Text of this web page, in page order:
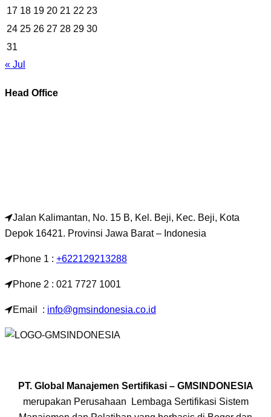
17 18 19 20 21 22 23
24 25 26 27 28 29 30
31
« Jul
Head Office
Jalan Kalimantan, No. 15 B, Kel. Beji, Kec. Beji, Kota
Depok 16421. Provinsi Jawa Barat – Indonesia
Phone 1 : +622129213288
Phone 2 : 021 7727 1001
Email : info@gmsindonesia.co.id
PT. Global Manajemen Sertifikasi – GMSINDONESIA
merupakan Perusahaan Lembaga Sertifikasi Sistem